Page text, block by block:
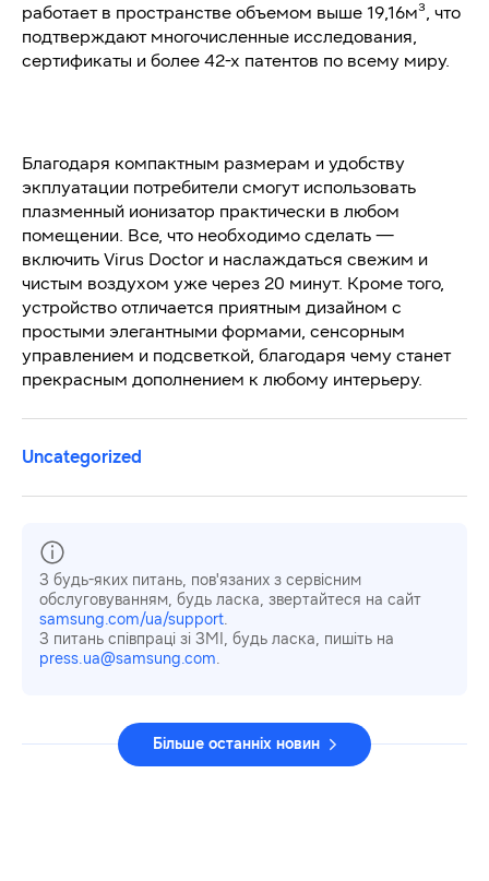
работает в пространстве объемом выше 19,16м³, что
подтверждают многочисленные исследования,
сертификаты и более 42-х патентов по всему миру.
Благодаря компактным размерам и удобству
экплуатации потребители смогут использовать
плазменный ионизатор практически в любом
помещении. Все, что необходимо сделать —
включить Virus Doctor и наслаждаться свежим и
чистым воздухом уже через 20 минут. Кроме того,
устройство отличается приятным дизайном с
простыми элегантными формами, сенсорным
управлением и подсветкой, благодаря чему станет
прекрасным дополнением к любому интерьеру.
Uncategorized
З будь-яких питань, пов'язаних з сервісним
обслуговуванням, будь ласка, звертайтеся на сайт
samsung.com/ua/support.
З питань співпраці зі ЗМІ, будь ласка, пишіть на
press.ua@samsung.com.
Більше останніх новин